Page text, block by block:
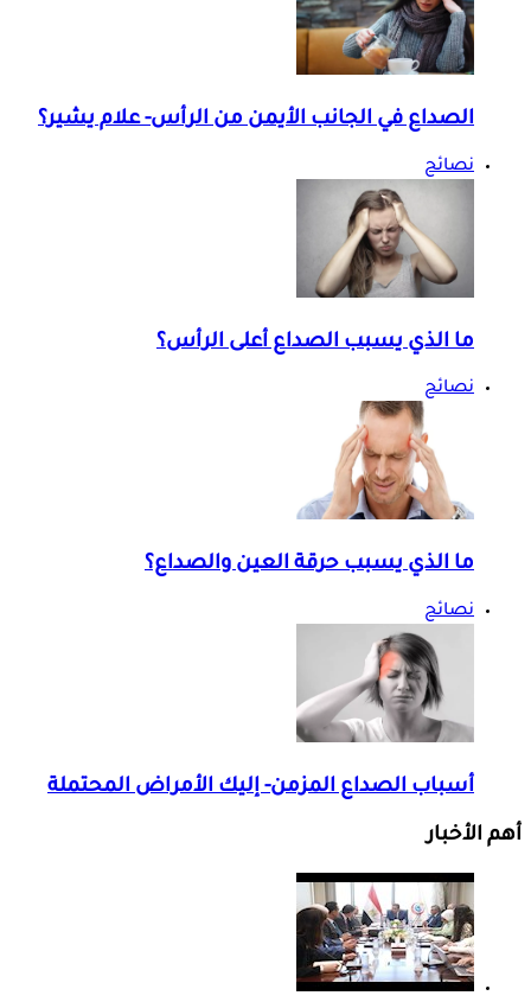
الصداع في الجانب الأيمن من الرأس- علام يشير؟
نصائح
ما الذي يسبب الصداع أعلى الرأس؟
نصائح
ما الذي يسبب حرقة العين والصداع؟
نصائح
أسباب الصداع المزمن- إليك الأمراض المحتملة
أهم الأخبار